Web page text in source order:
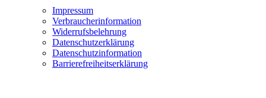
Impressum
Verbraucherinformation
Widerrufsbelehrung
Datenschutzerklärung
Datenschutzinformation
Barrierefreiheitserklärung